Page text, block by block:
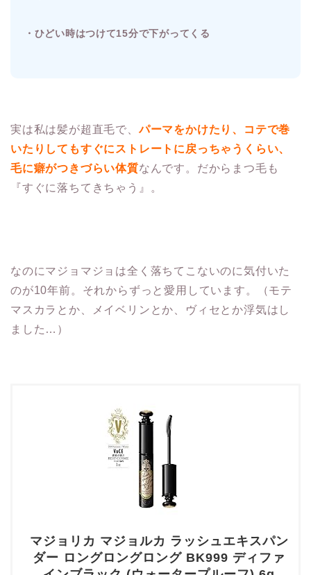
・ひどい時はつけて15分で下がってくる
実は私は髪が超直毛で、パーマをかけたり、コテで巻
いたりしてもすぐにストレートに戻っちゃうくらい、
毛に癖がつきづらい体質なんです。だからまつ毛も
『すぐに落ちてきちゃう』。
なのにマジョマジョは全く落ちてこないのに気付いた
のが10年前。それからずっと愛用しています。（モテ
マスカラとか、メイベリンとか、ヴィセとか浮気はし
ました…）
マジョリカ マジョルカ ラッシュエキスパン
ダー ロングロングロング BK999 ディファ